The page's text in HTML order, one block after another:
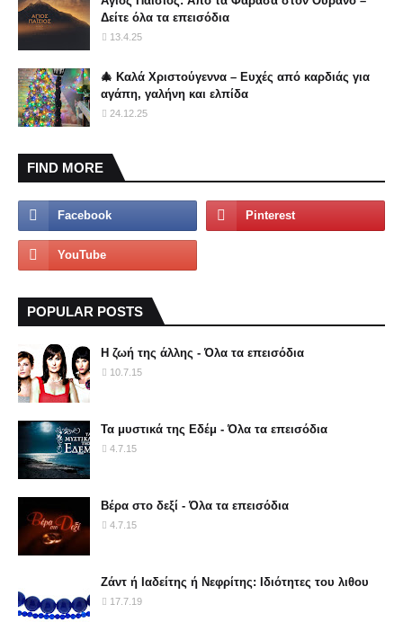
Δείτε όλα τα επεισόδια
13.4.25
🎄 Καλά Χριστούγεννα – Ευχές από καρδιάς για
αγάπη, γαλήνη και ελπίδα
24.12.25
FIND MORE
POPULAR POSTS
Η ζωή της άλλης - Όλα τα επεισόδια
10.7.15
Τα μυστικά της Εδέμ - Όλα τα επεισόδια
4.7.15
Βέρα στο δεξί - Όλα τα επεισόδια
4.7.15
Ζάντ ή Ιαδείτης ή Νεφρίτης: Ιδιότητες του λιθου
17.7.19